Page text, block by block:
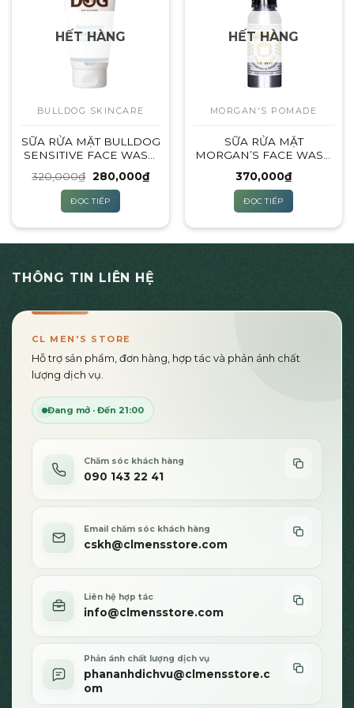
HẾT HÀNG
BULLDOG SKINCARE
SỮA RỬA MẶT BULLDOG
SENSITIVE FACE WASH
NHẠY CẢM)
320,000₫ Giá
là:
320,000₫.
280,000₫Giá
hiện
ĐỌC TIẾP
HẾT HÀNG
MORGAN'S POMADE
SỮA RỬA MẶT
MORGAN’S FACE WASH
370,000₫
ĐỌC TIẾP
THÔNG TIN LIÊN HỆ
CL MEN'S STORE
Hỗ trợ sản phẩm, đơn hàng, hợp tác và phản ánh chất
lượng dịch vụ.
Đang mở · Đến 21:00
Chăm sóc khách hàng
090 143 22 41
Email chăm sóc khách hàng
cskh@clmensstore.com
Liên hệ hợp tác
info@clmensstore.com
Phản ánh chất lượng dịch vụ
phananhdichvu@clmensstore.c
om